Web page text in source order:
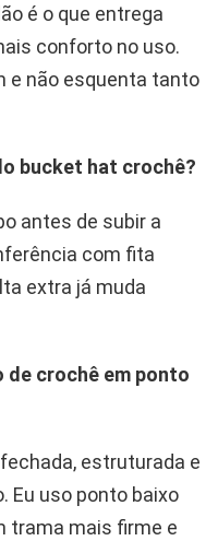
é o que entrega
conforto no uso.
e não esquenta tanto
bucket hat crochê?
antes de subir a
com fita
extra já muda
de crochê em ponto
estruturada e
Eu uso ponto baixo
trama mais firme e